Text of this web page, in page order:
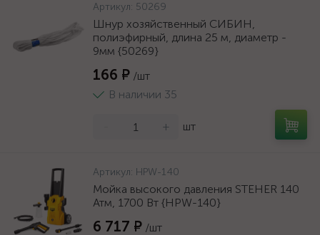
Артикул: 50269
Шнур хозяйственный СИБИН,
полиэфирный, длина 25 м, диаметр -
9мм {50269}
166 ₽ /шт
В наличии 35
+ шт
Артикул: HPW-140
Мойка высокого давления STEHER 140
Атм, 1700 Вт {HPW-140}
6 717 ₽ /шт